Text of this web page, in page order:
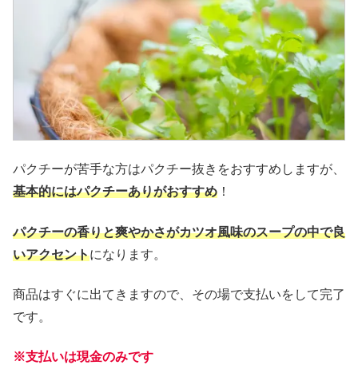
パクチーが苦手な方はパクチー抜きをおすすめしますが、
基本的にはパクチーありがおすすめ ！
パクチーの香りと爽やかさがカツオ風味のスープの中で良
いアクセントになります。
商品はすぐに出てきますので、その場で支払いをして完了
です。
※支払いは現金のみです